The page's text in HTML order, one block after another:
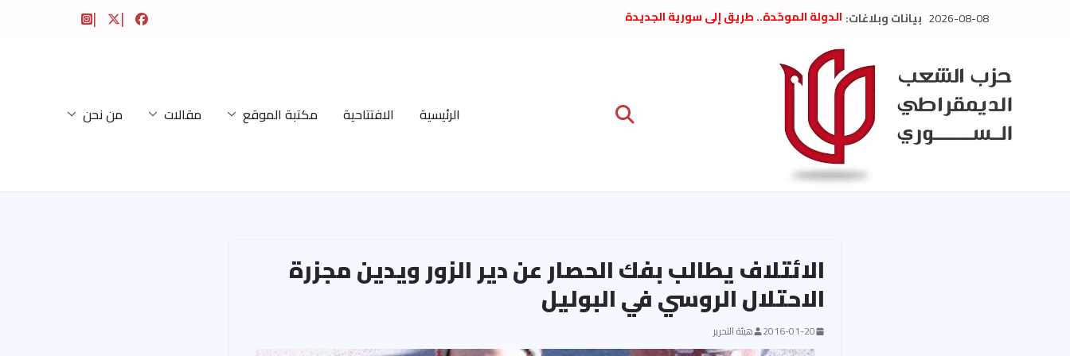
2026-08-08 بيانات وبلاغات: الدولة الموحّدة.. طريق إلى سورية الجديدة
تعزية بوفاة المناضل حسن عبدالعظيم الأمين
العام السابق لحزب الاتحاد الاشتراكي العربي
الديمقراطي
بلاغ صادر عن اجتماع اللجنة المركزية نيسان
الحرب الأمريكية الإسرائيلية على نظام الملالي
في إيران .. بيان من حزب الشعب الديمقراطي
السوري
الرئيسية الافتتاحية مكتبة الموقع مقالات من نحن
الائتلاف يطالب بفك الحصار عن دير الزور ويدين مجزرة
الاحتلال الروسي في البوليل
2016-01-20 هيئة التحرير